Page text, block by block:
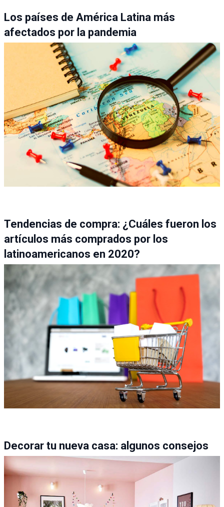
Los países de América Latina más
afectados por la pandemia
Tendencias de compra: ¿Cuáles fueron los
artículos más comprados por los
latinoamericanos en 2020?
Decorar tu nueva casa: algunos consejos